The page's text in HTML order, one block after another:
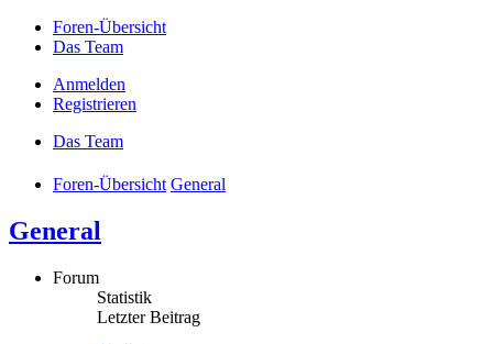
Foren-Übersicht
Das Team
Anmelden
Registrieren
Das Team
Foren-Übersicht General
General
Forum
Statistik
Letzter Beitrag